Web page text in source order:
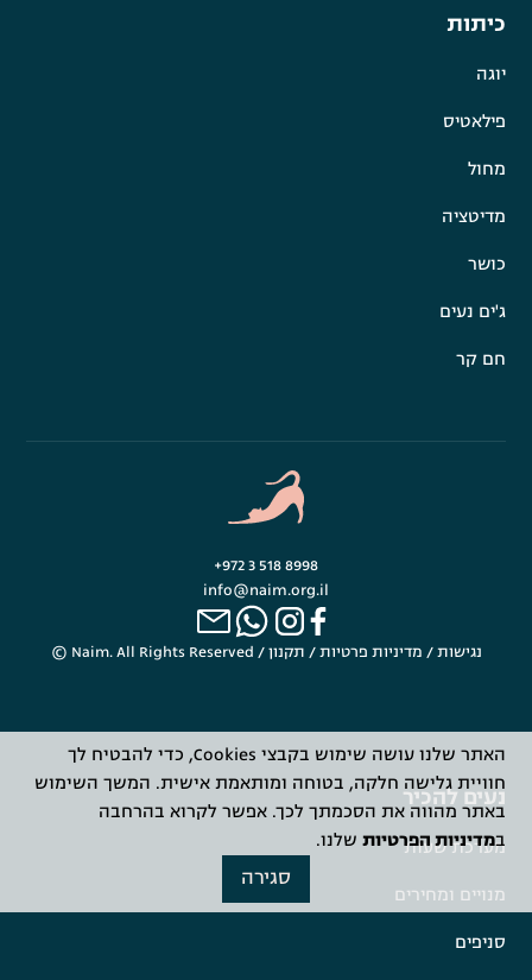
כיתות
יוגה
פילאטיס
מחול
מדיטציה
כושר
ג'ים נעים
חם קר
+972 3 518 8998
info@naim.org.il
© Naim. All Rights Reserved / נגישות/ מדיניות פרטיות/ תקנון
האתר שלנו עושה שימוש בקבצי Cookies, כדי להבטיח לך
חוויית גלישה חלקה, בטוחה ומותאמת אישית. המשך השימוש
באתר מהווה את הסכמתך לכך. אפשר לקרוא בהרחבה
במדיניות הפרטיות שלנו.
סגירה
נעים להכיר
מערכת שעות
מנויים ומחירים
סניפים